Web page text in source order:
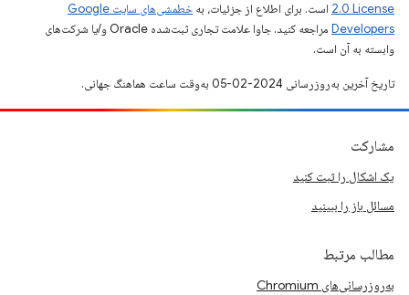
2.0 License است. برای اطلاع از جزئیات، به
خطمشی‌های سایت Google
Developers‏
مراجعه کنید. جاوا علامت تجاری ثبت‌شده Oracle و/یا شرکت‌های
وابسته به آن است.
تاریخ آخرین به‌روزرسانی 2024-02-05 به‌وقت ساعت هماهنگ جهانی.
مشارکت
یک اشکال را ثبت کنید
مسائل باز را ببینید
مطالب مرتبط
به‌روزرسانی‌های Chromium